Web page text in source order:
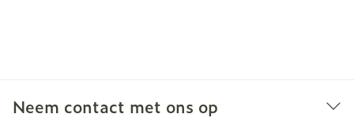
Neem contact met ons op